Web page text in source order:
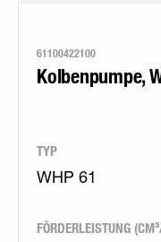
61100422100
Kolbenpumpe,
TYP
WHP 61
FÖRDERLEISTUNG